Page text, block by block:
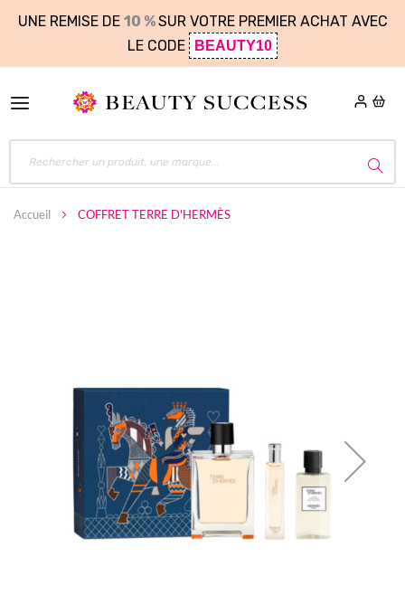
UNE REMISE DE 10 %SUR VOTRE PREMIER ACHAT AVEC
LE CODE
BEAUTY10
Accueil COFFRET TERRE D'HERMÈS